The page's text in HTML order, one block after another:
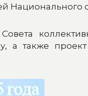
Национального
а также